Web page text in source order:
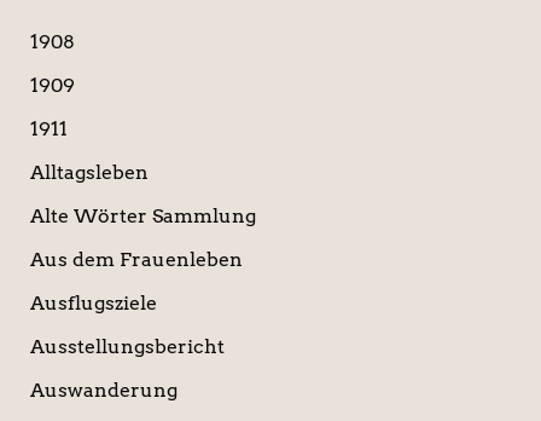
n
a
h
1908
1909
1911
Alltagsleben
Alte Wörter Sammlung
Aus dem Frauenleben
Ausflugsziele
Ausstellungsbericht
Auswanderung